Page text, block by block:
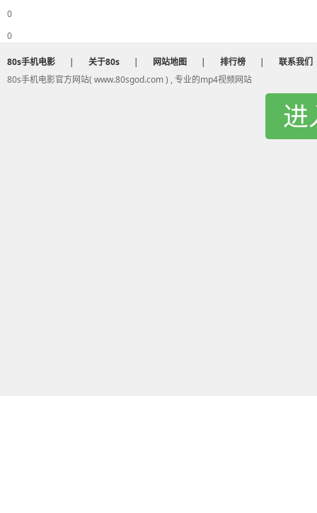
0
0
80s手机电影 | 关于80s | 网站地图 | 排行榜 |
联系我们
80s手机电影官方网站( www.80sgod.com ) , 专业的mp4视频网站
进